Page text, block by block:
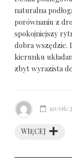
naturalna
porównaniu z
spokojniejszy
dobra wszędzie.
kierunku
zbyt wyrazista
WIĘCEJ
10/06/